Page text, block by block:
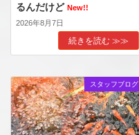
るんだけど New!!
2026年8月7日
続きを読む ≫≫
スタッフブログ